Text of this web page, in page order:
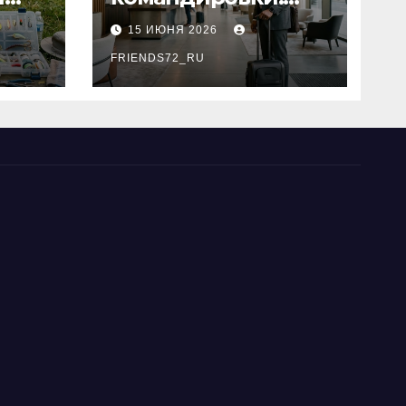
основные
критерии выбора
15 ИЮНЯ 2026
FRIENDS72_RU